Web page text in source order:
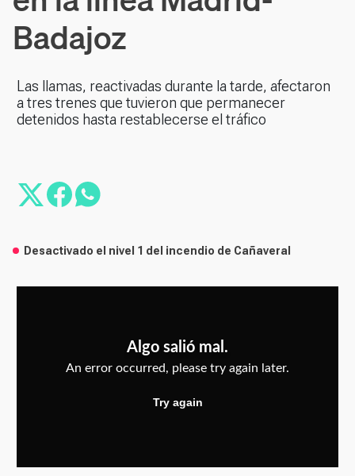
Badajoz
Las llamas, reactivadas durante la tarde, afectaron
a tres trenes que tuvieron que permanecer
detenidos hasta restablecerse el tráfico
Desactivado el nivel 1 del incendio de Cañaveral